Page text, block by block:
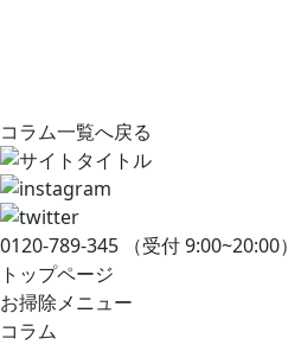
コラム一覧へ戻る
0120-789-345
（受付 9:00~20:00）
トップページ
お掃除メニュー
コラム